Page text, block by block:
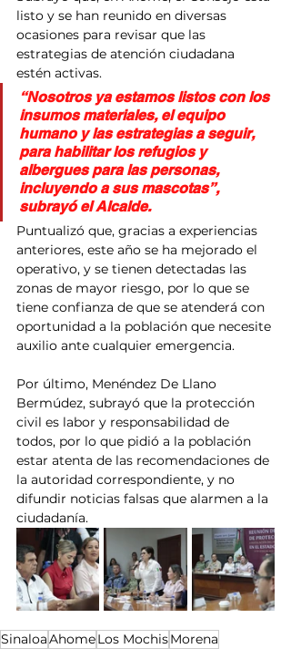
listo y se han reunido en diversas
ocasiones para revisar que las
estrategias de atención ciudadana
estén activas.
“Nosotros ya estamos listos con los
insumos materiales, el equipo
humano y las estrategias a seguir,
para habilitar los refugios y
albergues para las personas,
incluyendo a sus mascotas”,
subrayó el Alcalde.
Puntualizó que, gracias a experiencias
anteriores, este año se ha mejorado el
operativo, y se tienen detectadas las
zonas de mayor riesgo, por lo que se
tiene confianza de que se atenderá con
oportunidad a la población que necesite
auxilio ante cualquier emergencia.
Por último, Menéndez De Llano
Bermúdez, subrayó que la protección
civil es labor y responsabilidad de
todos, por lo que pidió a la población
estar atenta de las recomendaciones de
la autoridad correspondiente, y no
difundir noticias falsas que alarmen a la
ciudadanía.
SinaloaAhomeLos MochisMorena